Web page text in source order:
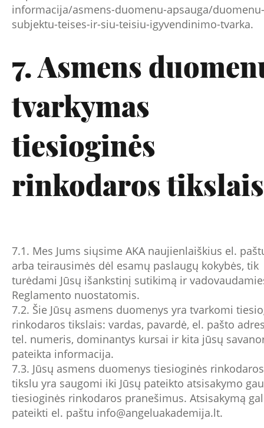
informacija/asmens-duomenu-apsauga/duomenu-
subjektu-teises-ir-siu-teisiu-igyvendinimo-tvarka.
7. Asmens
tvarkymas
tiesioginės
rinkodaros
7.1. Mes Jums siųsime AKA naujienlaiškius el.
arba teirausimės dėl esamų paslaugų kokybės, tik
turėdami Jūsų išankstinį sutikimą ir
Reglamento nuostatomis.
7.2. Šie Jūsų asmens duomenys yra tvarkomi
rinkodaros tikslais: vardas, pavardė, el. pašto
tel. numeris, dominantys kursai ir kita jūsų
pateikta informacija.
7.3. Jūsų asmens duomenys tiesioginės rinkodaros
tikslu yra saugomi iki Jūsų pateikto atsisakymo
tiesioginės rinkodaros pranešimus. Atsisakymą
pateikti el. paštu info@angeluakademija.lt.